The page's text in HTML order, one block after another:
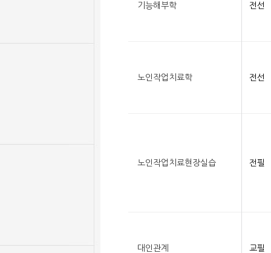
기능해부학 전선
노인작업치료학 전선
노인작업치료현장실습 전필
대인관계 교필